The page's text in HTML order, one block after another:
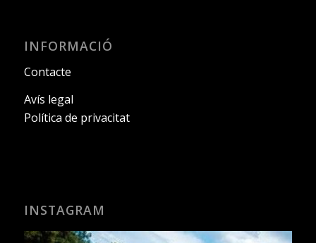
INFORMACIÓ
Contacte
Avís legal
Política de privacitat
INSTAGRAM